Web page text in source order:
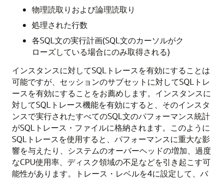
物理読取りおよび論理読取り
処理された行数
各SQL文の実行計画(SQL文のカーソルがク
ローズしている場合にのみ取得される)
インスタンスに対してSQLトレースを有効にすることは
可能ですが、セッションのサブセットに対してSQLトレ
ースを有効にすることをお薦めします。インスタンスに
対してSQLトレース機能を有効にすると、そのインスタ
ンスで実行されたすべてのSQL文のパフォーマンス統計
がSQLトレース・ファイルに格納されます。このように
SQLトレースを使用すると、パフォーマンスに重大な影
響を与えたり、システムのオーバーヘッドの増加、過度
なCPU使用率、ディスク領域の不足などを引き起こす可
能性があります。
トレース・レベルを4に設定して、バ